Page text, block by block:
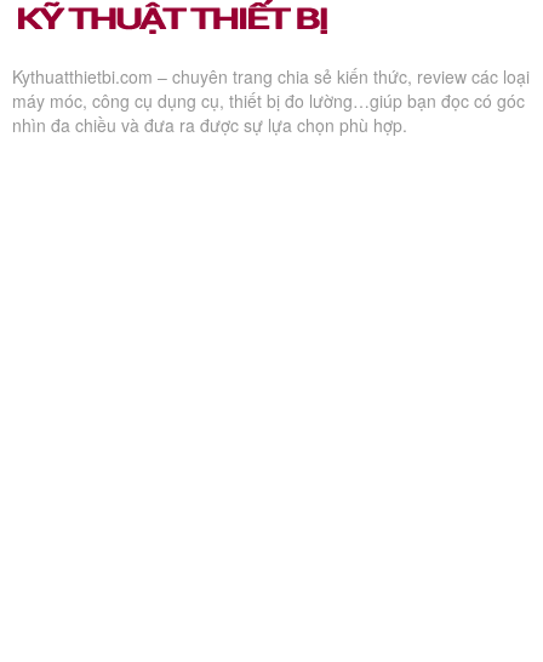
Kythuatthietbi.com – chuyên trang chia sẻ kiến thức, review các loại
máy móc, công cụ dụng cụ, thiết bị đo lường…giúp bạn đọc có góc
nhìn đa chiều và đưa ra được sự lựa chọn phù hợp.